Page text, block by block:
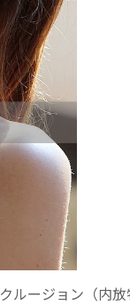
ルージョン（内放